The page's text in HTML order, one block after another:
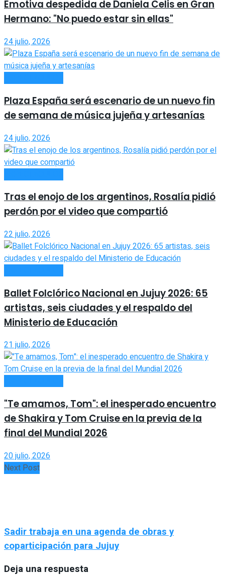
Emotiva despedida de Daniela Celis en Gran
Hermano: "No puedo estar sin ellas"
24 julio, 2026
Plaza España será escenario de un nuevo fin
de semana de música jujeña y artesanías
24 julio, 2026
Tras el enojo de los argentinos, Rosalía pidió
perdón por el video que compartió
22 julio, 2026
Ballet Folclórico Nacional en Jujuy 2026: 65
artistas, seis ciudades y el respaldo del
Ministerio de Educación
21 julio, 2026
"Te amamos, Tom": el inesperado encuentro
de Shakira y Tom Cruise en la previa de la
final del Mundial 2026
20 julio, 2026
Next Post
Sadir trabaja en una agenda de obras y
coparticipación para Jujuy
Deja una respuesta